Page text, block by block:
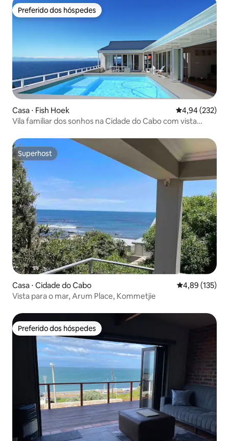
Preferido dos hóspedes
Preferido dos hóspedes
Casa ⋅ Fish Hoek 4,94 de uma
4,94 (232)
Vila familiar dos sonhos na Cidade do Cabo com vista
Superhost
Superhost
Casa ⋅ Cidade do Cabo 4,89 de uma
4,89 (135)
Vista para o mar, Arum Place, Kommetjie
Preferido dos hóspedes
Preferido dos hóspedes